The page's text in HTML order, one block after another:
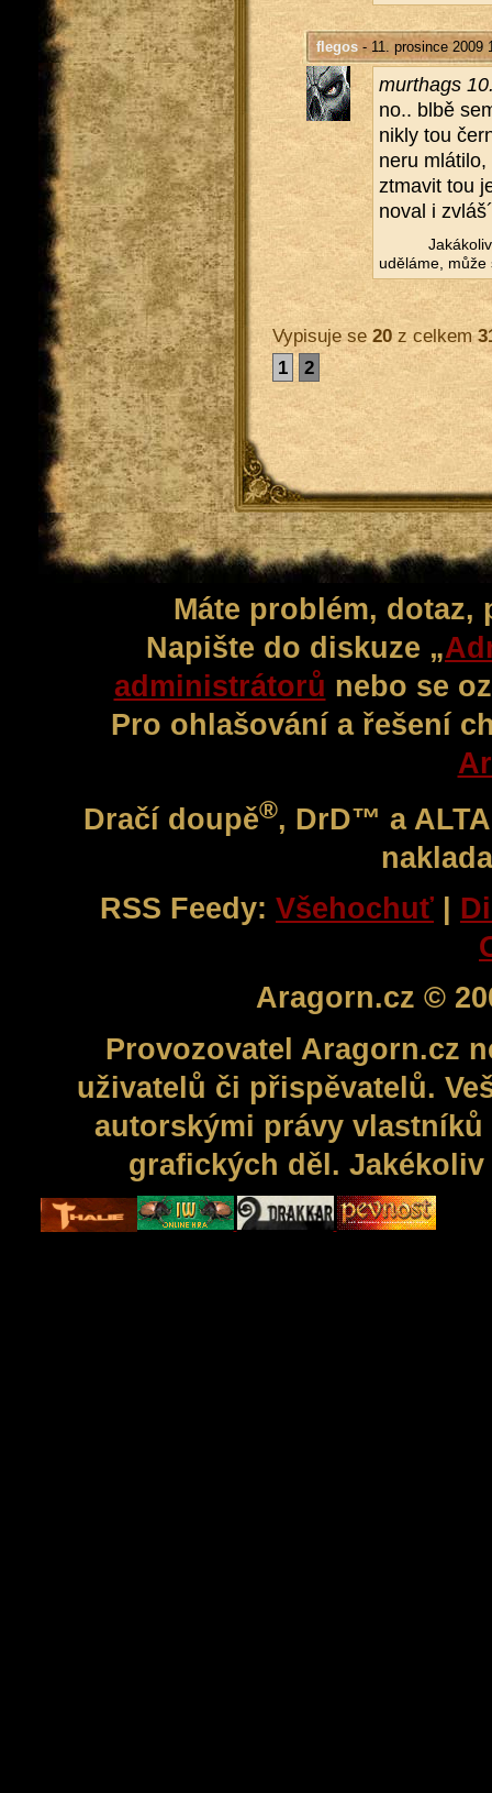
flegos- 11. prosince 2009
murthags
no.. blbě
nik­ly tou
ne­ru
ztma­vit tou
no­val i
udě­lá­me, může
Vypisuje se 20z celkem
1
2
Máte problém,
Napište do diskuze „
administrátorů nebo se
Pro ohlašování a řešení
Dračí doupě®, DrD™ a
RSS Feedy: Všehochuť |
Aragorn.cz ©
Provozovatel Aragorn.cz
uživatelů či přispěvatelů.
autorskými právy
grafických děl.